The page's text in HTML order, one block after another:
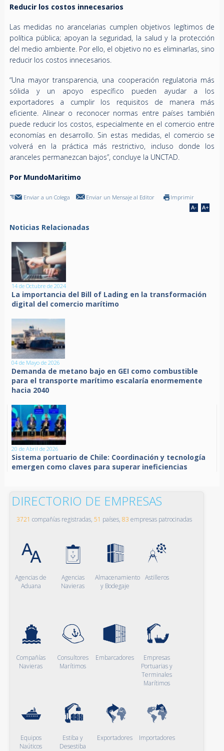
Reducir los costos innecesarios
Las medidas no arancelarias cumplen objetivos legítimos de
política pública; apoyan la seguridad, la salud y la protección
del medio ambiente. Por ello, el objetivo no es eliminarlas, sino
reducir los costos innecesarios.
“Una mayor transparencia, una cooperación regulatoria más
sólida y un apoyo específico pueden ayudar a los
exportadores a cumplir los requisitos de manera más
eficiente. Alinear o reconocer normas entre países también
puede reducir los costos, especialmente en el comercio entre
economías en desarrollo. Sin estas medidas, el comercio se
volverá en la práctica más restrictivo, incluso donde los
aranceles permanezcan bajos”, concluye la UNCTAD.
Por MundoMaritimo
Enviar a un Colega Enviar un Mensaje al Editor Imprimir
Noticias Relacionadas
14 de Octubre de 2024
La importancia del Bill of Lading en la transformación
digital del comercio marítimo
04 de Mayo de 2026
Demanda de metano bajo en GEI como combustible
para el transporte marítimo escalaría enormemente
hacia 2040
20 de Abril de 2026
Sistema portuario de Chile: Coordinación y tecnología
emergen como claves para superar ineficiencias
DIRECTORIO DE EMPRESAS
3721 compañías registradas, 51 países, 83 empresas patrocinadas
Agencias de
Aduana
Agencias
Navieras
Almacenamiento
y Bodegaje
Astilleros
Compañías
Navieras
Consultores
Marítimos
Embarcadores
Empresas
Portuarias y
Terminales
Marítimos
Equipos
Naúticos
Estiba y
Desestiba
Exportadores Importadores